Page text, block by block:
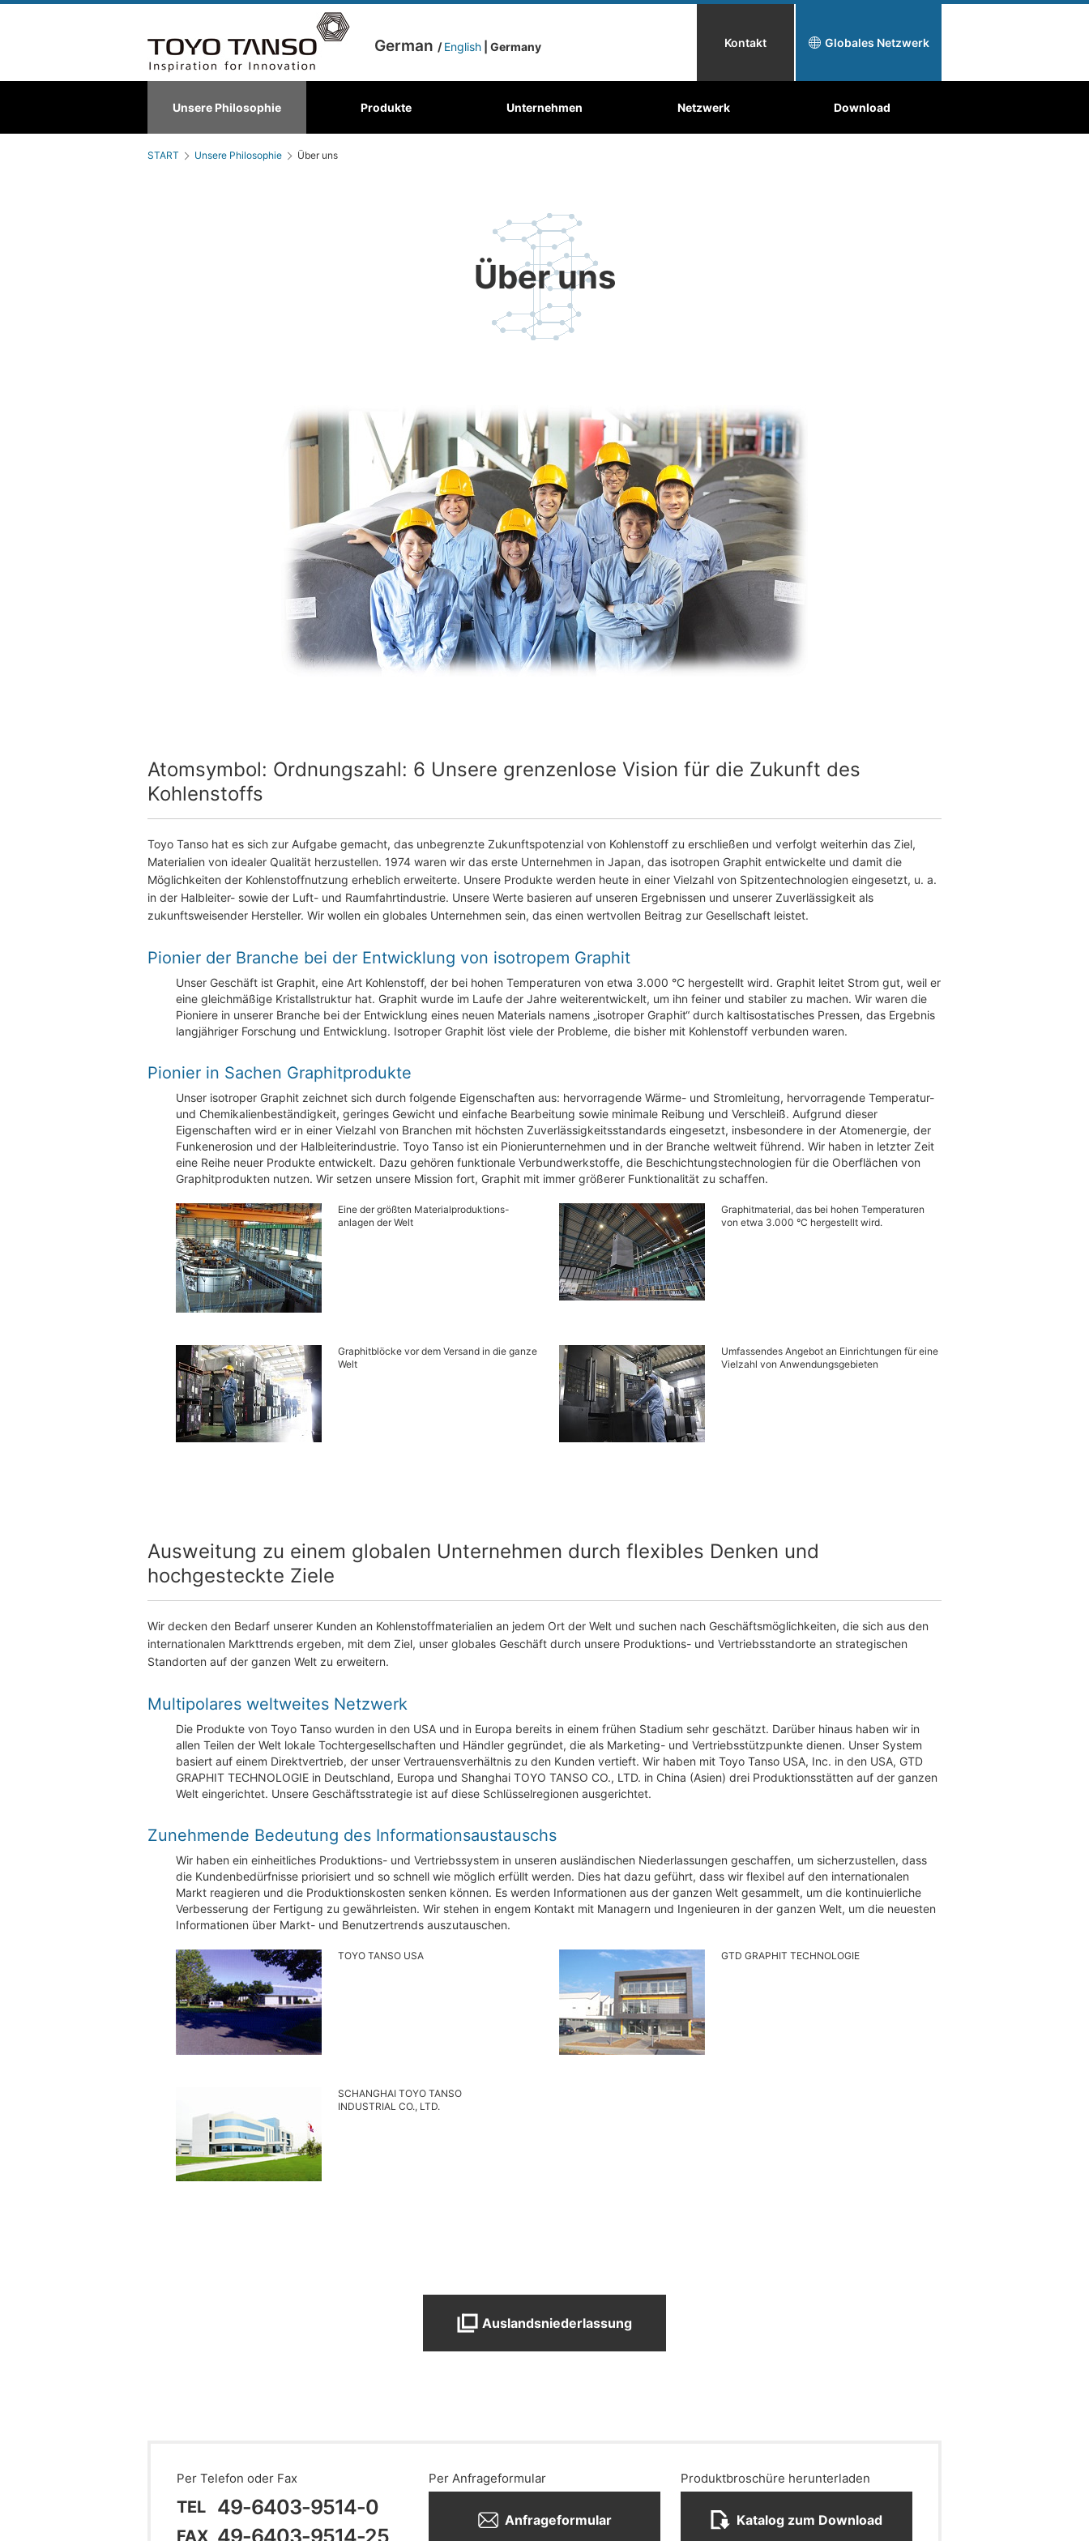
German /English | Germany Kontakt Globales Netzwerk
Unsere Philosophie
Über uns Hinter den Kulissen Wo finden sich unsere Produkte? Warum Toyo Tanso?
Produkte
Spezialgraphit C/C-Verbundwerkstoffe
Mechanischer
Kohlenstoff
Oberflächenbehandlung Anwendungen
Unternehmen Netzwerk Download
START Unsere Philosophie Über uns
Über uns
Atomsymbol: Ordnungszahl: 6 Unsere grenzenlose Vision für die Zukunft des
Kohlenstoffs
Toyo Tanso hat es sich zur Aufgabe gemacht, das unbegrenzte Zukunftspotenzial von Kohlenstoff zu erschließen und verfolgt weiterhin das Ziel,
Materialien von idealer Qualität herzustellen. 1974 waren wir das erste Unternehmen in Japan, das isotropen Graphit entwickelte und damit die
Möglichkeiten der Kohlenstoffnutzung erheblich erweiterte. Unsere Produkte werden heute in einer Vielzahl von Spitzentechnologien eingesetzt, u. a.
in der Halbleiter- sowie der Luft- und Raumfahrtindustrie. Unsere Werte basieren auf unseren Ergebnissen und unserer Zuverlässigkeit als
zukunftsweisender Hersteller. Wir wollen ein globales Unternehmen sein, das einen wertvollen Beitrag zur Gesellschaft leistet.
Pionier der Branche bei der Entwicklung von isotropem Graphit
Unser Geschäft ist Graphit, eine Art Kohlenstoff, der bei hohen Temperaturen von etwa 3.000 °C hergestellt wird. Graphit leitet Strom gut, weil er
eine gleichmäßige Kristallstruktur hat. Graphit wurde im Laufe der Jahre weiterentwickelt, um ihn feiner und stabiler zu machen. Wir waren die
Pioniere in unserer Branche bei der Entwicklung eines neuen Materials namens „isotroper Graphit“ durch kaltisostatisches Pressen, das Ergebnis
langjähriger Forschung und Entwicklung. Isotroper Graphit löst viele der Probleme, die bisher mit Kohlenstoff verbunden waren.
Pionier in Sachen Graphitprodukte
Unser isotroper Graphit zeichnet sich durch folgende Eigenschaften aus: hervorragende Wärme- und Stromleitung, hervorragende Temperatur-
und Chemikalienbeständigkeit, geringes Gewicht und einfache Bearbeitung sowie minimale Reibung und Verschleiß. Aufgrund dieser
Eigenschaften wird er in einer Vielzahl von Branchen mit höchsten Zuverlässigkeitsstandards eingesetzt, insbesondere in der Atomenergie, der
Funkenerosion und der Halbleiterindustrie. Toyo Tanso ist ein Pionierunternehmen und in der Branche weltweit führend. Wir haben in letzter Zeit
eine Reihe neuer Produkte entwickelt. Dazu gehören funktionale Verbundwerkstoffe, die Beschichtungstechnologien für die Oberflächen von
Graphitprodukten nutzen. Wir setzen unsere Mission fort, Graphit mit immer größerer Funktionalität zu schaffen.
Eine der größten Materialproduktions-
anlagen der Welt
Graphitmaterial, das bei hohen Temperaturen
von etwa 3.000 °C hergestellt wird.
Graphitblöcke vor dem Versand in die ganze
Welt
Umfassendes Angebot an Einrichtungen für eine
Vielzahl von Anwendungsgebieten
Ausweitung zu einem globalen Unternehmen durch flexibles Denken und
hochgesteckte Ziele
Wir decken den Bedarf unserer Kunden an Kohlenstoffmaterialien an jedem Ort der Welt und suchen nach Geschäftsmöglichkeiten, die sich aus den
internationalen Markttrends ergeben, mit dem Ziel, unser globales Geschäft durch unsere Produktions- und Vertriebsstandorte an strategischen
Standorten auf der ganzen Welt zu erweitern.
Multipolares weltweites Netzwerk
Die Produkte von Toyo Tanso wurden in den USA und in Europa bereits in einem frühen Stadium sehr geschätzt. Darüber hinaus haben wir in
allen Teilen der Welt lokale Tochtergesellschaften und Händler gegründet, die als Marketing- und Vertriebsstützpunkte dienen. Unser System
basiert auf einem Direktvertrieb, der unser Vertrauensverhältnis zu den Kunden vertieft. Wir haben mit Toyo Tanso USA, Inc. in den USA, GTD
GRAPHIT TECHNOLOGIE in Deutschland, Europa und Shanghai TOYO TANSO CO., LTD. in China (Asien) drei Produktionsstätten auf der ganzen
Welt eingerichtet. Unsere Geschäftsstrategie ist auf diese Schlüsselregionen ausgerichtet.
Zunehmende Bedeutung des Informationsaustauschs
Wir haben ein einheitliches Produktions- und Vertriebssystem in unseren ausländischen Niederlassungen geschaffen, um sicherzustellen, dass
die Kundenbedürfnisse priorisiert und so schnell wie möglich erfüllt werden. Dies hat dazu geführt, dass wir flexibel auf den internationalen
Markt reagieren und die Produktionskosten senken können. Es werden Informationen aus der ganzen Welt gesammelt, um die kontinuierliche
Verbesserung der Fertigung zu gewährleisten. Wir stehen in engem Kontakt mit Managern und Ingenieuren in der ganzen Welt, um die neuesten
Informationen über Markt- und Benutzertrends auszutauschen.
TOYO TANSO USA GTD GRAPHIT TECHNOLOGIE
SCHANGHAI TOYO TANSO
INDUSTRIAL CO., LTD.
Auslandsniederlassung
Per Telefon oder Fax
TEL 49-6403-9514-0
FAX 49-6403-9514-25
Per Anfrageformular
Anfrageformular
Produktbroschüre herunterladen
Katalog zum Download